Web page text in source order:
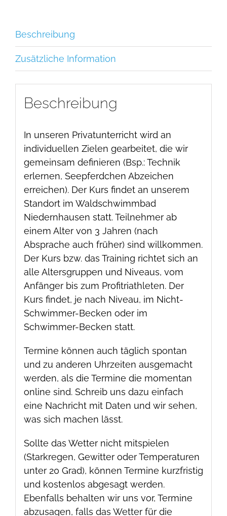
Beschreibung
Zusätzliche Information
Beschreibung
In unseren Privatunterricht wird an
individuellen Zielen gearbeitet, die wir
gemeinsam definieren (Bsp.: Technik
erlernen, Seepferdchen Abzeichen
erreichen). Der Kurs findet an unserem
Standort im Waldschwimmbad
Niedernhausen statt. Teilnehmer ab
einem Alter von 3 Jahren (nach
Absprache auch früher) sind willkommen.
Der Kurs bzw. das Training richtet sich an
alle Altersgruppen und Niveaus, vom
Anfänger bis zum Profitriathleten. Der
Kurs findet, je nach Niveau, im Nicht-
Schwimmer-Becken oder im
Schwimmer-Becken statt.
Termine können auch täglich spontan
und zu anderen Uhrzeiten ausgemacht
werden, als die Termine die momentan
online sind. Schreib uns dazu einfach
eine Nachricht mit Daten und wir sehen,
was sich machen lässt.
Sollte das Wetter nicht mitspielen
(Starkregen, Gewitter oder Temperaturen
unter 20 Grad), können Termine kurzfristig
und kostenlos abgesagt werden.
Ebenfalls behalten wir uns vor, Termine
abzusagen, falls das Wetter für die